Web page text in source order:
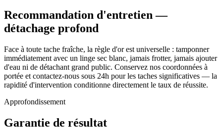
Recommandation d'entretien —
détachage profond
Face à toute tache fraîche, la règle d'or est universelle : tamponner
immédiatement avec un linge sec blanc, jamais frotter, jamais ajouter
d'eau ni de détachant grand public. Conservez nos coordonnées à
portée et contactez-nous sous 24h pour les taches significatives — la
rapidité d'intervention conditionne directement le taux de réussite.
Approfondissement
Garantie de résultat